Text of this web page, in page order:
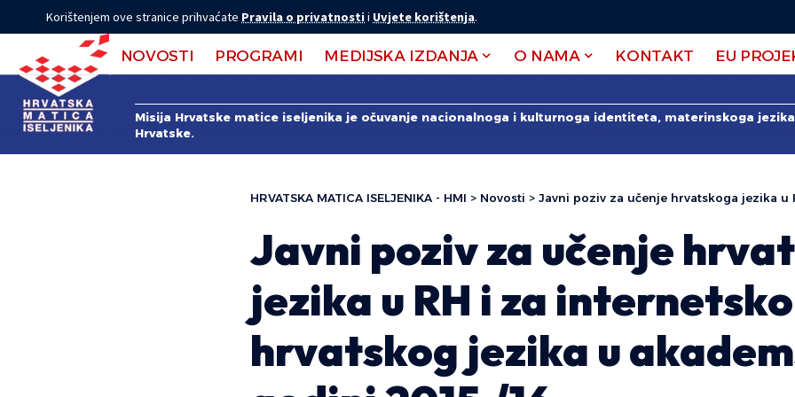
Korištenjem ove stranice prihvaćate Pravila o privatnostii Uvjete korištenja.
NOVOSTI PROGRAMI MEDIJSKA IZDANJA O NAMA KONTAKT EU
Misija Hrvatske matice iseljenika je očuvanje nacionalnoga i kulturnoga identiteta, materinskoga
Hrvatske.
HRVATSKA MATICA ISELJENIKA - HMI > Novosti > Javni poziv za učenje hrvatskoga jezika u RH i za internetsko učenje
Javni poziv za učenje
jezika u RH i za
hrvatskog jezika u